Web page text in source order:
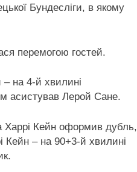
Бундесліги, в якому
перемогою гостей.
– на 4-й хвилині
асистував Лерой Сане.
Харрі Кейн оформив дубль,
Кейн – на 90+3-й хвилині